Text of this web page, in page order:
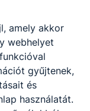
amely akkor
webhelyet
gyűjtenek,
és
használatát.